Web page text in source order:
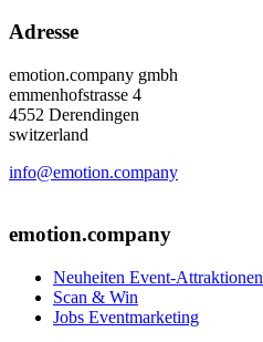
Adresse
emotion.company gmbh
emmenhofstrasse 4
4552 Derendingen
switzerland
info@emotion.company
emotion.company
Neuheiten Event-Attraktionen
Scan & Win
Jobs Eventmarketing